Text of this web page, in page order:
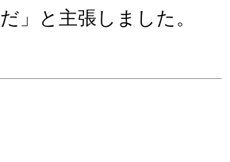
」と主張しました。